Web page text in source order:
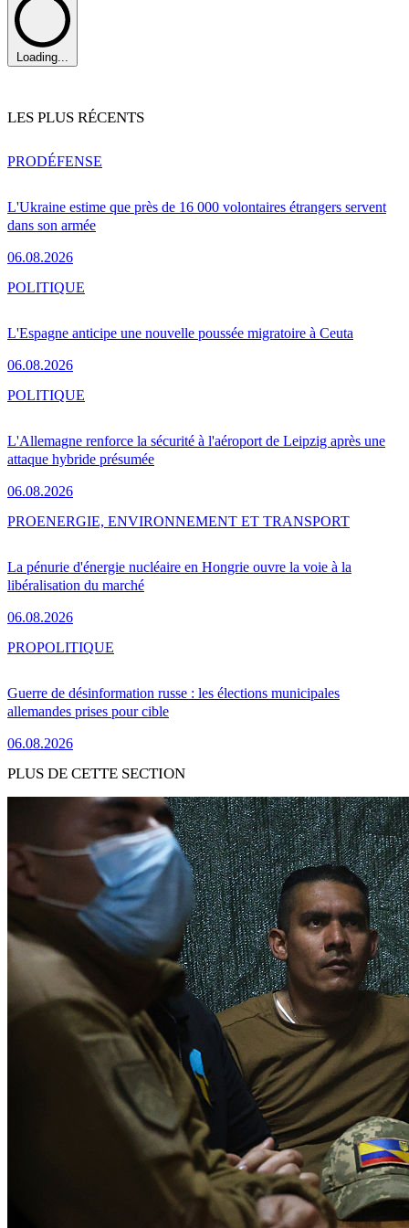
Loading...
LES PLUS RÉCENTS
L'Ukraine estime que près de 16 000 volontaires étrangers servent
dans son armée
06.08.2026
PRODÉFENSE
L'Espagne anticipe une nouvelle poussée migratoire à Ceuta
06.08.2026
POLITIQUE
L'Allemagne renforce la sécurité à l'aéroport de Leipzig après une
attaque hybride présumée
06.08.2026
POLITIQUE
La pénurie d'énergie nucléaire en Hongrie ouvre la voie à la
libéralisation du marché
06.08.2026
PROENERGIE, ENVIRONNEMENT ET TRANSPORT
Guerre de désinformation russe : les élections municipales
allemandes prises pour cible
06.08.2026
PROPOLITIQUE
PLUS DE CETTE SECTION